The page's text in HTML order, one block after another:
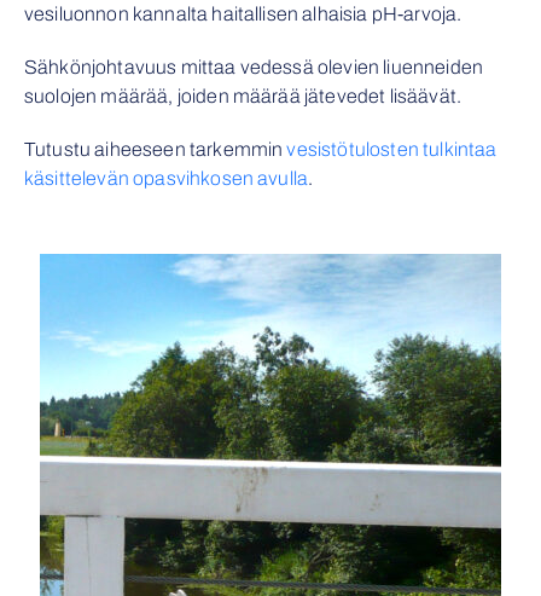
vesiluonnon kannalta haitallisen alhaisia pH-arvoja.
Sähkönjohtavuus mittaa vedessä olevien liuenneiden
suolojen määrää, joiden määrää jätevedet lisäävät.
Tutustu aiheeseen tarkemminvesistötulosten tulkintaa
käsittelevän opasvihkosen avulla.